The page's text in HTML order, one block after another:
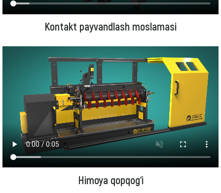
Kontakt payvandlash moslamasi
Himoya qopqog‘i